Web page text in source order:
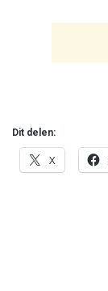
Dit delen:
X